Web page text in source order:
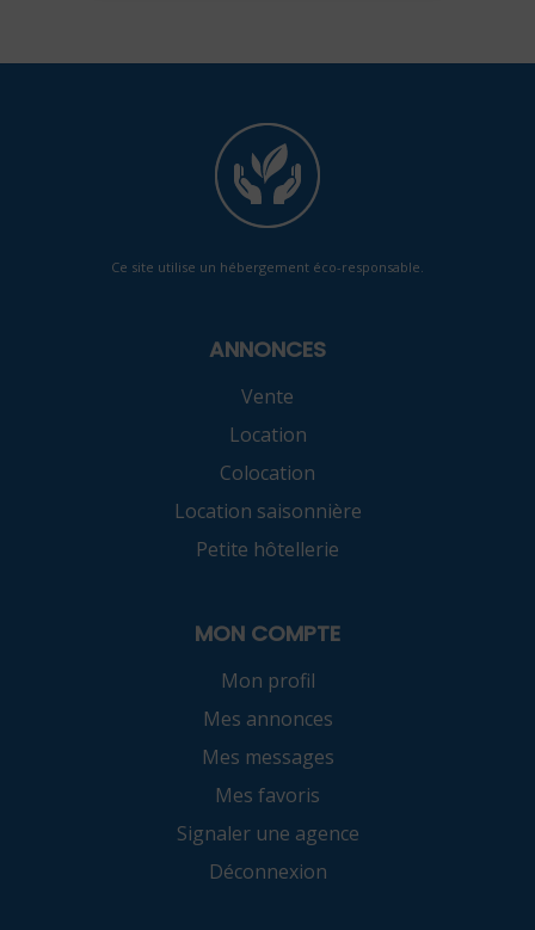
Ce site utilise un hébergement éco-responsable.
ANNONCES
Vente
Location
Colocation
Location saisonnière
Petite hôtellerie
MON COMPTE
Mon profil
Mes annonces
Mes messages
Mes favoris
Signaler une agence
Déconnexion